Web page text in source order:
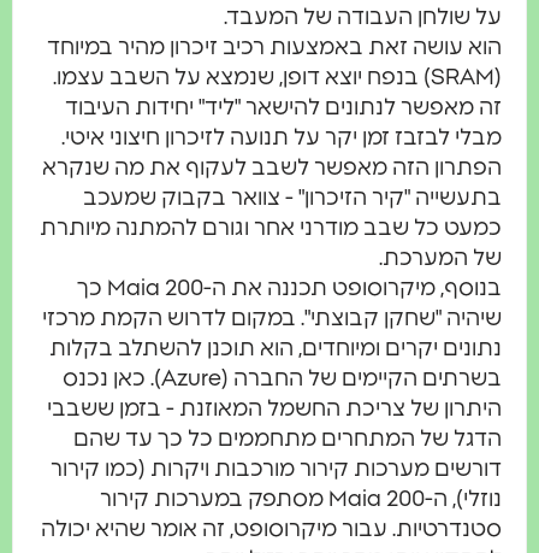
על שולחן העבודה של המעבד.
הוא עושה זאת באמצעות רכיב זיכרון מהיר במיוחד
(SRAM) בנפח יוצא דופן, שנמצא על השבב עצמו.
זה מאפשר לנתונים להישאר "ליד" יחידות העיבוד
מבלי לבזבז זמן יקר על תנועה לזיכרון חיצוני איטי.
הפתרון הזה מאפשר לשבב לעקוף את מה שנקרא
בתעשייה "קיר הזיכרון" - צוואר בקבוק שמעכב
כמעט כל שבב מודרני אחר וגורם להמתנה מיותרת
של המערכת.
בנוסף, מיקרוסופט תכננה את ה-Maia 200 כך
שיהיה "שחקן קבוצתי". במקום לדרוש הקמת מרכזי
נתונים יקרים ומיוחדים, הוא תוכנן להשתלב בקלות
בשרתים הקיימים של החברה (Azure). כאן נכנס
היתרון של צריכת החשמל המאוזנת - בזמן ששבבי
הדגל של המתחרים מתחממים כל כך עד שהם
דורשים מערכות קירור מורכבות ויקרות (כמו קירור
נוזלי), ה-Maia 200 מסתפק במערכות קירור
סטנדרטיות. עבור מיקרוסופט, זה אומר שהיא יכולה